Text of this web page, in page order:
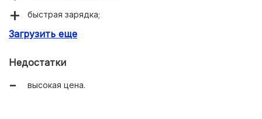
быстрая зарядка;
яркое свечение.
Загрузить еще
Недостатки
высокая цена.